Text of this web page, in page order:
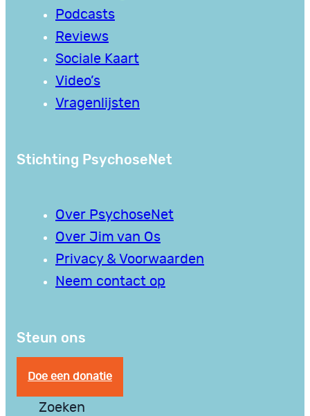
Podcasts
Reviews
Sociale Kaart
Video’s
Vragenlijsten
Stichting PsychoseNet
Over PsychoseNet
Over Jim van Os
Privacy & Voorwaarden
Neem contact op
Steun ons
Doe een donatie
Zoeken